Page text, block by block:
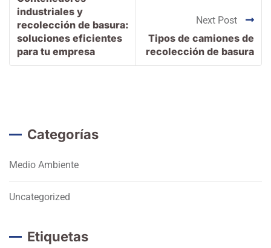
industriales y
recolección de basura:
soluciones eficientes
para tu empresa
Next Post
Tipos de camiones de
recolección de basura
Categorías
Medio Ambiente
Uncategorized
Etiquetas